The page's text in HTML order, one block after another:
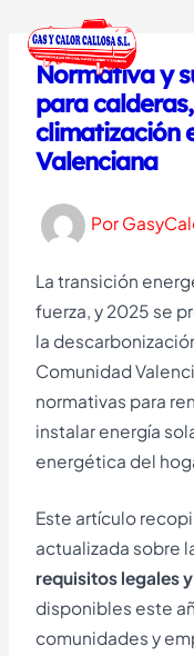
contenido
Normativa y
para
climatización
Valenciana
Por
La transición
fuerza, y 2025 se
la
Comunidad
normativas para
instalar energía
energética del
Este artículo
actualizada sobre
requisitos legales
disponibles este
comunidades y